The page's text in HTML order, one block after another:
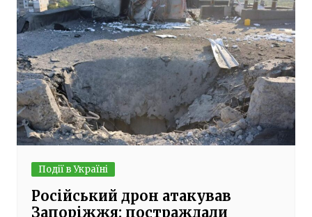
Події в Україні
Російський дрон атакував
Запоріжжя: постраждали